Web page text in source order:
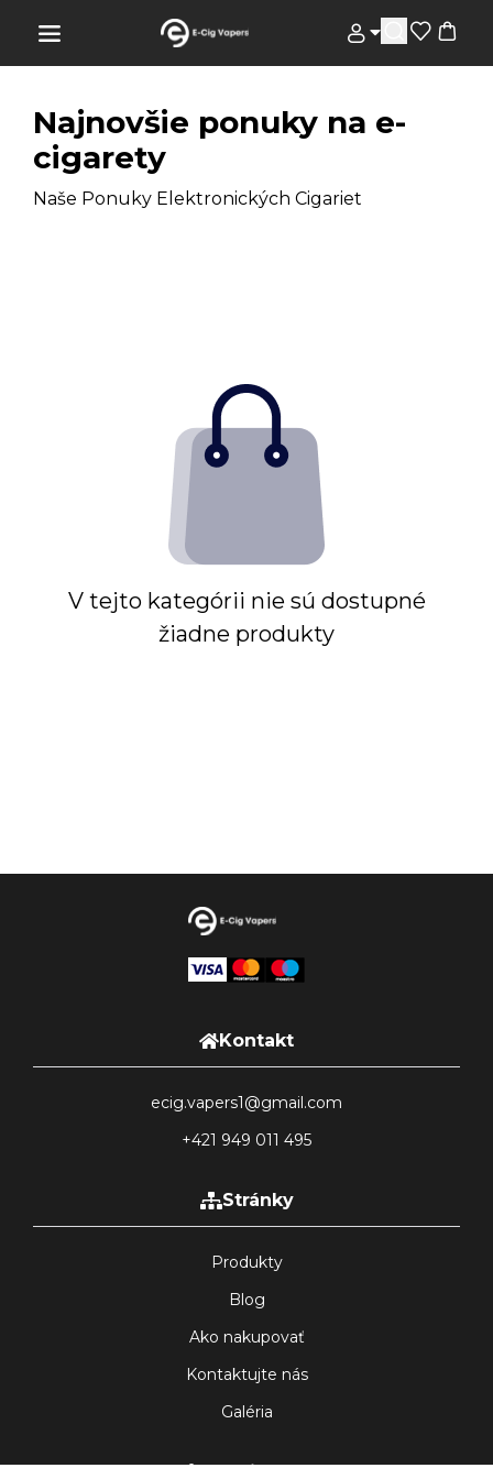
Najnovšie ponuky na e-
cigarety
Naše Ponuky Elektronických Cigariet
V tejto kategórii nie sú dostupné
žiadne produkty
Kontakt
ecig.vapers1@gmail.com
+421 949 011 495
Stránky
Produkty
Blog
Ako nakupovať
Kontaktujte nás
Galéria
Sledujte nás